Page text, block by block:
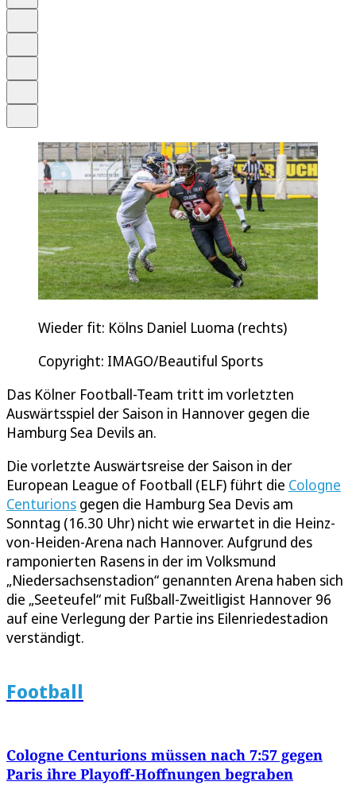
Wieder fit: Kölns Daniel Luoma (rechts)
Copyright: IMAGO/Beautiful Sports
Das Kölner Football-Team tritt im vorletzten
Auswärtsspiel der Saison in Hannover gegen die
Hamburg Sea Devils an.
Die vorletzte Auswärtsreise der Saison in der
European League of Football (ELF) führt die Cologne
Centurions gegen die Hamburg Sea Devis am
Sonntag (16.30 Uhr) nicht wie erwartet in die Heinz-
von-Heiden-Arena nach Hannover. Aufgrund des
ramponierten Rasens in der im Volksmund
„Niedersachsenstadion“ genannten Arena haben sich
die „Seeteufel“ mit Fußball-Zweitligist Hannover 96
auf eine Verlegung der Partie ins Eilenriedestadion
verständigt.
Football
Cologne Centurions müssen nach 7:57 gegen
Paris ihre Playoff-Hoffnungen begraben